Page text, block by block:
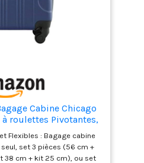
Cabine Chicago
roulettes Pivotantes,
Flexibles : Bagage cabine
set 3 pièces (56 cm +
38 cm + kit 25 cm), ou set